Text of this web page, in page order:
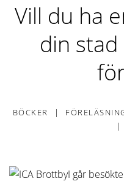
Vill du ha
din
BÖCKER
I går